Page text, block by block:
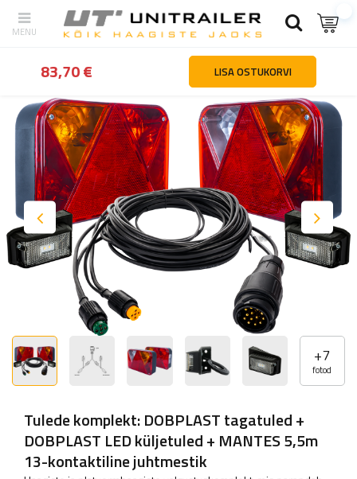
tagasi Kodu Valgustuskomplekt
+7
fotod
Tulede komplekt: DOBPLAST tagatuled +
DOBPLAST LED küljetuled + MANTES 5,5m
13-kontaktiline juhtmestik
83,70 € LISA OSTUKORVI